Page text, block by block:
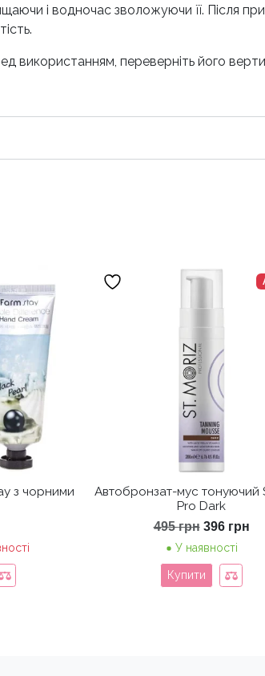
і водночас зволожуючи її. Після
використанням, переверніть його
з чорними
Автобронзат-мус тонуючий
Pro Dark
495грн
495 грн.
396 грн
У наявності
Купити